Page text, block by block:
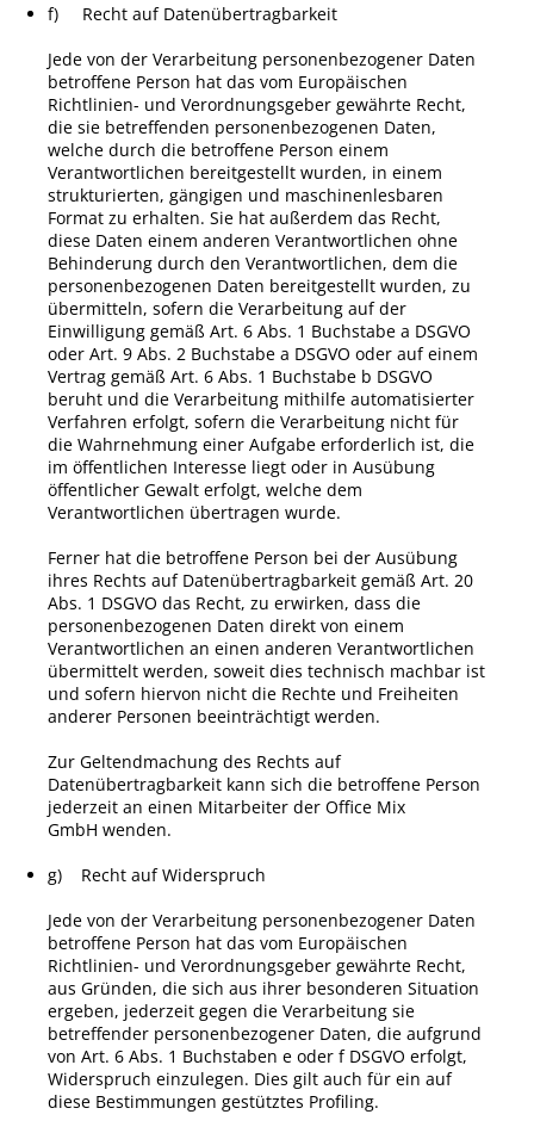
f) Recht auf Datenübertragbarkeit
Jede von der Verarbeitung personenbezogener Daten
betroffene Person hat das vom Europäischen
Richtlinien- und Verordnungsgeber gewährte Recht,
die sie betreffenden personenbezogenen Daten,
welche durch die betroffene Person einem
Verantwortlichen bereitgestellt wurden, in einem
strukturierten, gängigen und maschinenlesbaren
Format zu erhalten. Sie hat außerdem das Recht,
diese Daten einem anderen Verantwortlichen ohne
Behinderung durch den Verantwortlichen, dem die
personenbezogenen Daten bereitgestellt wurden, zu
übermitteln, sofern die Verarbeitung auf der
Einwilligung gemäß Art. 6 Abs. 1 Buchstabe a DSGVO
oder Art. 9 Abs. 2 Buchstabe a DSGVO oder auf einem
Vertrag gemäß Art. 6 Abs. 1 Buchstabe b DSGVO
beruht und die Verarbeitung mithilfe automatisierter
Verfahren erfolgt, sofern die Verarbeitung nicht für
die Wahrnehmung einer Aufgabe erforderlich ist, die
im öffentlichen Interesse liegt oder in Ausübung
öffentlicher Gewalt erfolgt, welche dem
Verantwortlichen übertragen wurde.
Ferner hat die betroffene Person bei der Ausübung
ihres Rechts auf Datenübertragbarkeit gemäß Art. 20
Abs. 1 DSGVO das Recht, zu erwirken, dass die
personenbezogenen Daten direkt von einem
Verantwortlichen an einen anderen Verantwortlichen
übermittelt werden, soweit dies technisch machbar ist
und sofern hiervon nicht die Rechte und Freiheiten
anderer Personen beeinträchtigt werden.
Zur Geltendmachung des Rechts auf
Datenübertragbarkeit kann sich die betroffene Person
jederzeit an einen Mitarbeiter der Office Mix
GmbH wenden.
g) Recht auf Widerspruch
Jede von der Verarbeitung personenbezogener Daten
betroffene Person hat das vom Europäischen
Richtlinien- und Verordnungsgeber gewährte Recht,
aus Gründen, die sich aus ihrer besonderen Situation
ergeben, jederzeit gegen die Verarbeitung sie
betreffender personenbezogener Daten, die aufgrund
von Art. 6 Abs. 1 Buchstaben e oder f DSGVO erfolgt,
Widerspruch einzulegen. Dies gilt auch für ein auf
diese Bestimmungen gestütztes Profiling.